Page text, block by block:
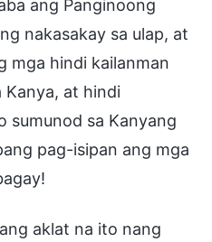
ang Panginoong
nakasakay sa ulap, at
mga hindi kailanman
Kanya, at hindi
sumunod sa Kanyang
pag-isipan ang mga
aklat na ito nang